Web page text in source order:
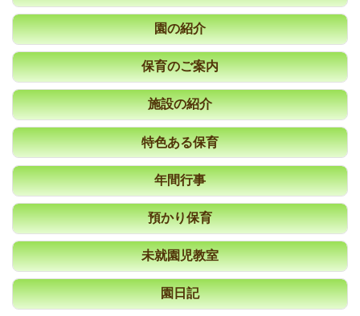
園の紹介
保育のご案内
施設の紹介
特色ある保育
年間行事
預かり保育
未就園児教室
園日記